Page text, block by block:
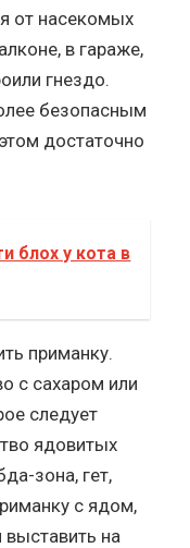
от насекомых
в гараже,
гнездо.
безопасным
достаточно
блох у кота в
приманку.
с сахаром или
следует
ядовитых
зона, гет,
с ядом,
выставить на